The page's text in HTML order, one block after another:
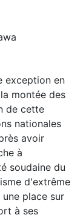
exception en
montée des
de cette
nationales
avoir
à
soudaine du
d'extrême
place sur
à ses